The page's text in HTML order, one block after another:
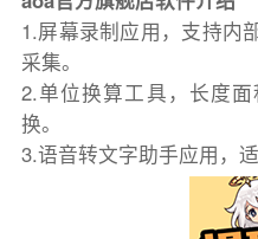
1.屏幕录制应用，支持内
采集。
2.单位换算工具，长度
换。
3.语音转文字助手应用，